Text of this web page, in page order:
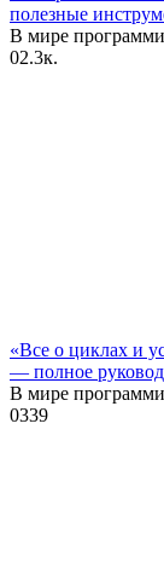
полезные
В мире
02.3к.
«Все о циклах и
— полное
В мире
0339